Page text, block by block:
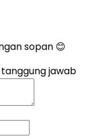
sopan 😊
jawab